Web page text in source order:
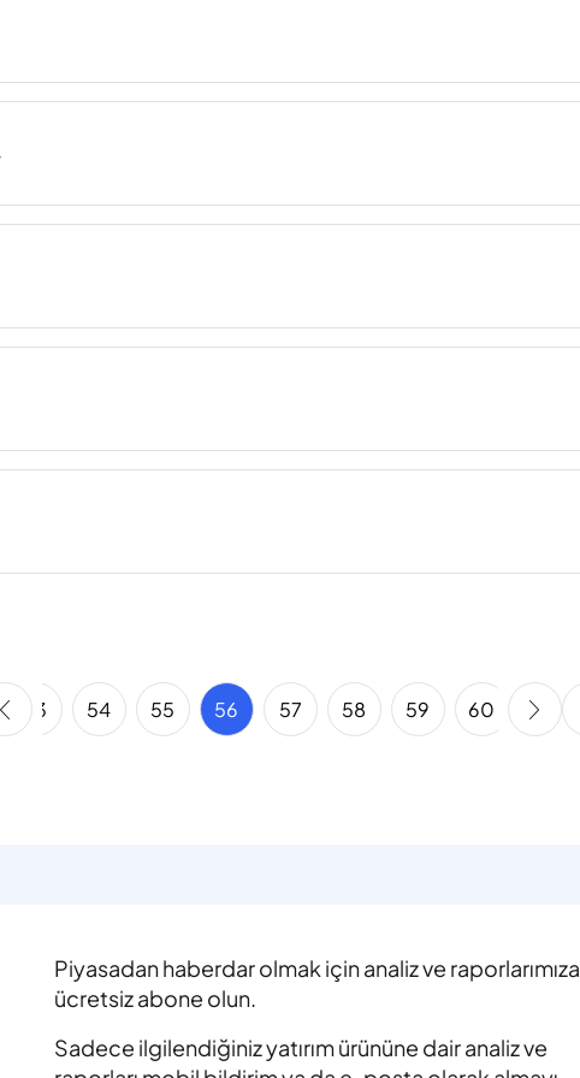
53 54 55 56 57 58 59 60 61
Piyasadan haberdar olmak için analiz ve raporlarımıza
ücretsiz abone olun.
Sadece ilgilendiğiniz yatırım ürününe dair analiz ve